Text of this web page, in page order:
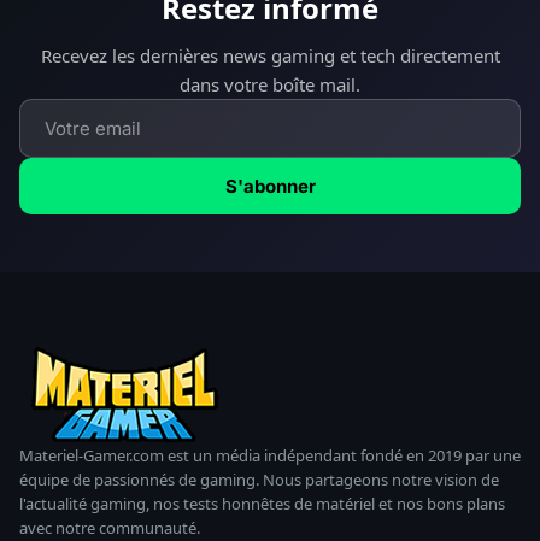
Restez informé
Recevez les dernières news gaming et tech directement
dans votre boîte mail.
S'abonner
Materiel-Gamer.com est un média indépendant fondé en 2019 par une
équipe de passionnés de gaming. Nous partageons notre vision de
l'actualité gaming, nos tests honnêtes de matériel et nos bons plans
avec notre communauté.